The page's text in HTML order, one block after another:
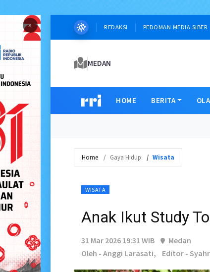
× REDAKSI PEDOMAN MEDIA SIBER
MEDAN
HOME BERITA
Home Gaya Hidup Wisata
WISATA
Anak Ikut Study
31 Mar 2026 19:31 WIB
Medan
Oleh - Anggi Larasati,
Editor -